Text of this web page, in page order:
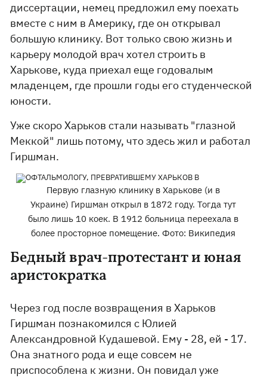
диссертации, немец предложил ему поехать
вместе с ним в Америку, где он открывал
большую клинику. Вот только свою жизнь и
карьеру молодой врач хотел строить в
Харькове, куда приехал еще годовалым
младенцем, где прошли годы его студенческой
юности.
Уже скоро Харьков стали называть "глазной
Меккой" лишь потому, что здесь жил и работал
Гиршман.
Первую глазную клинику в Харькове (и в
Украине) Гиршман открыл в 1872 году. Тогда тут
было лишь 10 коек. В 1912 больница переехала в
более просторное помещение. Фото: Википедия
Бедный врач-протестант и юная
аристократка
Через год после возвращения в Харьков
Гиршман познакомился с Юлией
Александровной Кудашевой. Ему - 28, ей - 17.
Она знатного рода и еще совсем не
приспособлена к жизни. Он повидал уже